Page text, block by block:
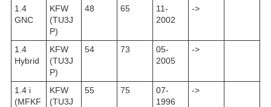
1.4
GNC
KFW
(TU3J
P)
48 65
11-
2002
->
1.4
Hybrid
KFW
(TU3J
P)
54 73
05-
2005
->
1.4 i
(MFKF
KFW
(TU3J
55 75
07-
1996
->